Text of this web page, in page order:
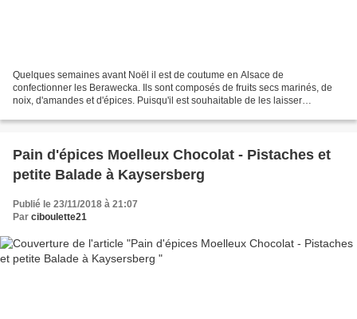
Quelques semaines avant Noël il est de coutume en Alsace de
confectionner les Berawecka. Ils sont composés de fruits secs marinés, de
noix, d'amandes et d'épices. Puisqu'il est souhaitable de les laisser
Pain d'épices Moelleux Chocolat - Pistaches et
petite Balade à Kaysersberg
Publié le 23/11/2018 à 21:07
Par ciboulette21